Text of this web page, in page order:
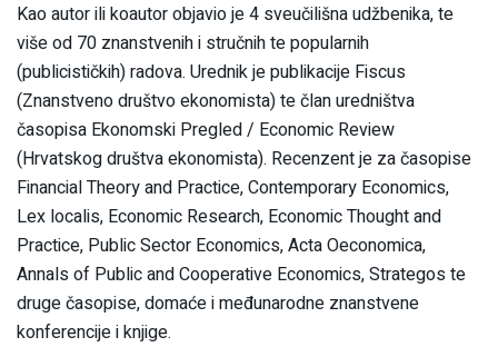
Kao autor ili koautor objavio je 4 sveučilišna udžbenika, te
više od 70 znanstvenih i stručnih te popularnih
(publicističkih) radova. Urednik je publikacije Fiscus
(Znanstveno društvo ekonomista) te član uredništva
časopisa Ekonomski Pregled / Economic Review
(Hrvatskog društva ekonomista). Recenzent je za časopise
Financial Theory and Practice, Contemporary Economics,
Lex localis, Economic Research, Economic Thought and
Practice, Public Sector Economics, Acta Oeconomica,
Annals of Public and Cooperative Economics, Strategos te
druge časopise, domaće i međunarodne znanstvene
konferencije i knjige.